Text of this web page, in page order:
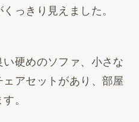
っきり見えました。
硬めのソファ、小さな
アセットがあり、部屋
。